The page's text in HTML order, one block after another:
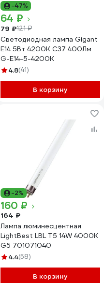
-47%
64 ₽
79 ₽121 ₽
Светодиодная лампа Gigant
E14 5Вт 4200К C37 400Лм
G-E14-5-4200K
4.8(41)
В корзину
-2%
160 ₽
164 ₽
Лампа люминесцентная
LightBest LBL T5 14W 4000K
G5 701071040
4.4(58)
В корзину